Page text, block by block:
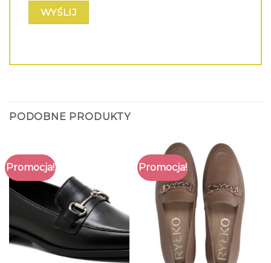
PODOBNE PRODUKTY
Promocja! Promocja!